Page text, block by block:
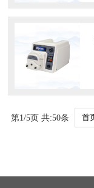
第1/5页 共:50条